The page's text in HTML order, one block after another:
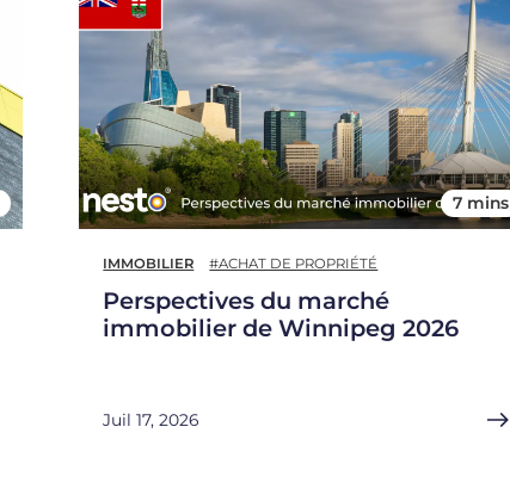
7 mins
IMMOBILIER #ACHAT DE PROPRIÉTÉ
Perspectives du marché
immobilier de Winnipeg 2026
Juil 17, 2026